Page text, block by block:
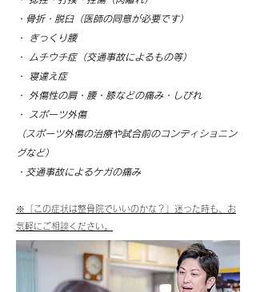
・骨折・脱臼（医師の同意が必要です）
・ ぎっくり腰
・ ムチウチ症（交通事故によるもの等）
・ 寝違え症
・ 外傷性の肩・腰・膝などの痛み・しびれ
・ スポーツ外傷
（スポーツ外傷の治療や試合前のコンディショニン
グなど）
・交通事故によるケガの痛み
※「この症状は整骨院でいいのかな？」迷った時も、お
気軽にご相談ください。